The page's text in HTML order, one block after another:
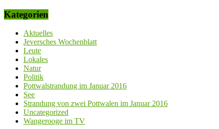
Kategorien
Aktuelles
Jeversches Wochenblatt
Leute
Lokales
Natur
Politik
Pottwalstrandung im Januar 2016
See
Strandung von zwei Pottwalen im Januar 2016
Uncategorized
Wangerooge im TV